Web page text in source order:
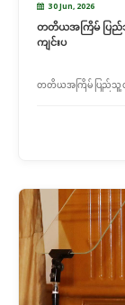
30 Jun, 2026
တတိယအကြိမ် ပြည်
ကျင်းပ
တတိယအကြိမ် ပြည်သူ့လွှ